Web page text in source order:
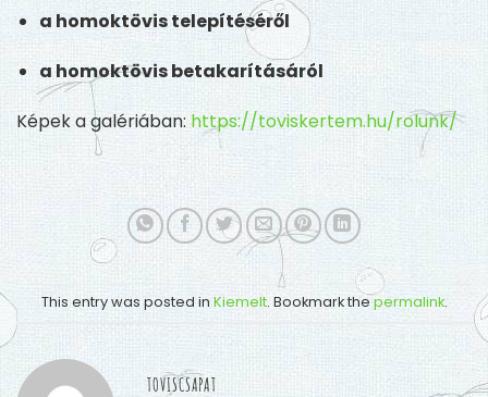
a homoktövis telepítéséről
a homoktövis betakarításáról
Képek a galériában: https://toviskertem.hu/rolunk/
This entry was posted in Kiemelt. Bookmark the permalink.
TOVISCSAPAT